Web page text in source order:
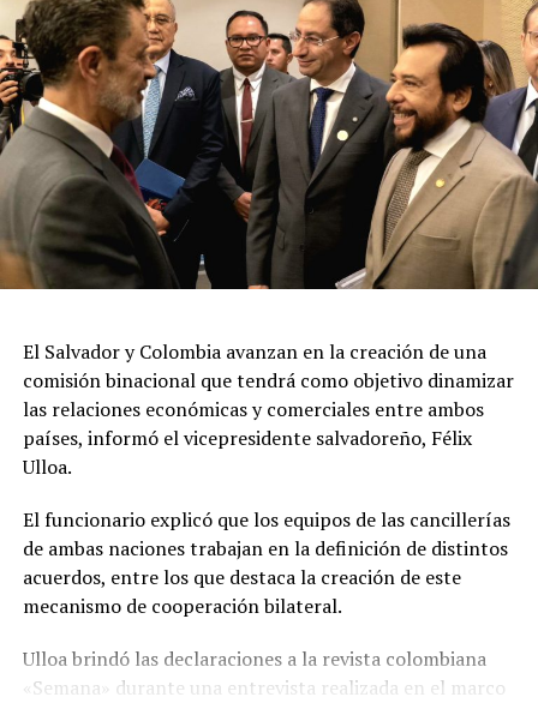
El Salvador y Colombia avanzan en la creación de una
comisión binacional que tendrá como objetivo dinamizar
las relaciones económicas y comerciales entre ambos
países, informó el vicepresidente salvadoreño, Félix
Ulloa.
El funcionario explicó que los equipos de las cancillerías
de ambas naciones trabajan en la definición de distintos
acuerdos, entre los que destaca la creación de este
mecanismo de cooperación bilateral.
Ulloa brindó las declaraciones a la revista colombiana
«Semana» durante una entrevista realizada en el marco